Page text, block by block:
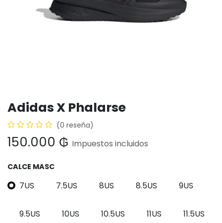
Adidas X Phalarse
(0 reseña)
150.000 ₲ Impuestos incluidos
CALCE MASC
7US 7.5US 8US 8.5US 9US
9.5US 10US 10.5US 11US 11.5US